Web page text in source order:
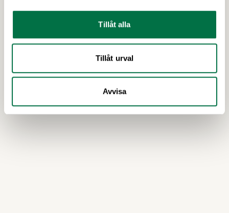
Tillåt alla
Tillåt urval
Avvisa
Här hittar du hela undersökningen
Undersökningen i TV4